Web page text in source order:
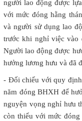
người lao động được
với mức đóng hằng
và người sử dụng lao
trước khi nghỉ việc vào
Người lao động được
hưởng lương hưu và đã
- Đối chiếu với quy
năm đóng BHXH để
nguyện vọng nghỉ hưu
còn thiếu với mức đóng